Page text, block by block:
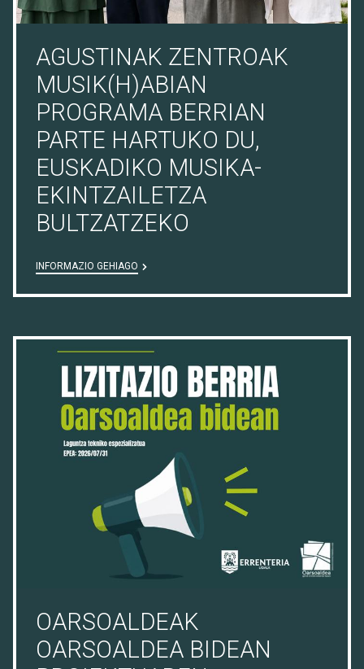
AGUSTINAK ZENTROAK
MUSIK(H)ABIAN
PROGRAMA BERRIAN
PARTE HARTUKO DU,
EUSKADIKO MUSIKA-
EKINTZAILETZA
BULTZATZEKO
INFORMAZIO GEHIAGO
16/07/26
OARSOALDEAK
OARSOALDEA BIDEAN